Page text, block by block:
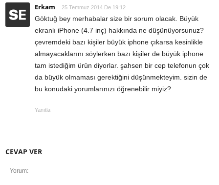
Erkam 25 Temmuz 2014 De 19:12
Göktuğ bey merhabalar size bir sorum olacak. Büyük
ekranlı iPhone (4.7 inç) hakkında ne düşünüyorsunuz?
çevremdeki bazı kişiler büyük iphone çıkarsa kesinlikle
almayacaklarını söylerken bazı kişiler de büyük iphone
tam istediğim ürün diyorlar. şahsen bir cep telefonun çok
da büyük olmaması gerektiğini düşünmekteyim. sizin de
bu konudaki yorumlarınızı öğrenebilir miyiz?
Yanıtla
CEVAP VER